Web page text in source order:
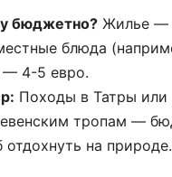
бюджетно? Жилье —
блюда
— 4-5 евро.
Походы в Татры или
тропам —
отдохнуть на природе.